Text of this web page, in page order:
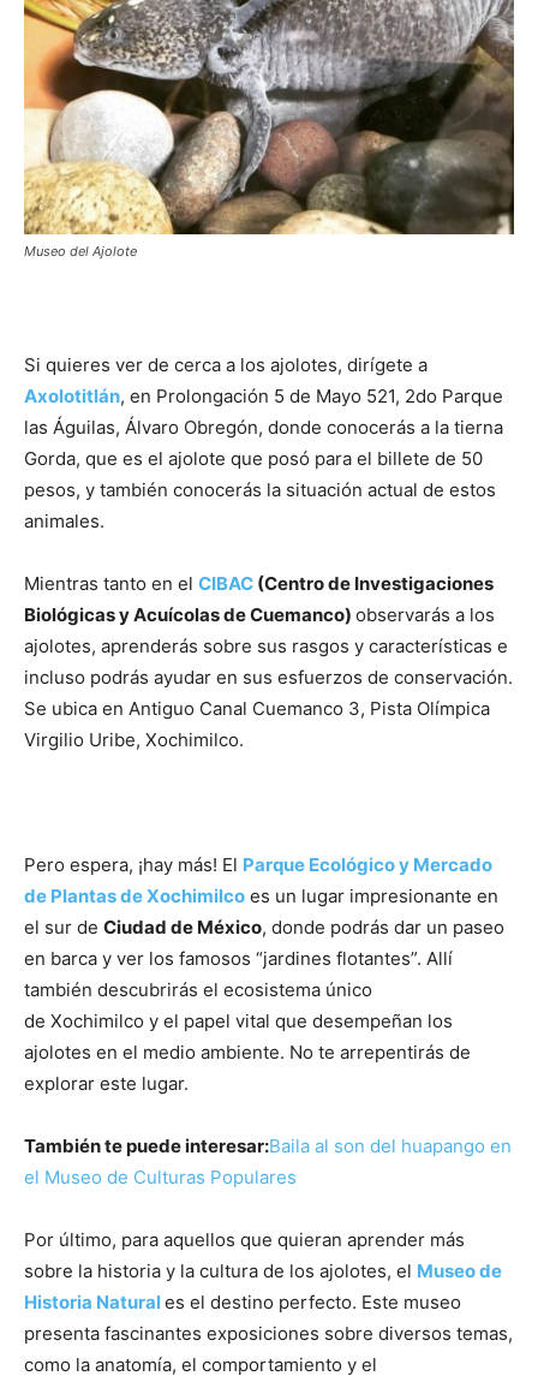
Museo del Ajolote
Si quieres ver de cerca a los ajolotes, dirígete a
Axolotitlán, en Prolongación 5 de Mayo 521, 2do Parque
las Águilas, Álvaro Obregón, donde conocerás a la tierna
Gorda, que es el ajolote que posó para el billete de 50
pesos, y también conocerás la situación actual de estos
animales.
Mientras tanto en el CIBAC (Centro de Investigaciones
Biológicas y Acuícolas de Cuemanco) observarás a los
ajolotes, aprenderás sobre sus rasgos y características e
incluso podrás ayudar en sus esfuerzos de conservación.
Se ubica en Antiguo Canal Cuemanco 3, Pista Olímpica
Virgilio Uribe, Xochimilco.
Pero espera, ¡hay más! El Parque Ecológico y Mercado
de Plantas de Xochimilco es un lugar impresionante en
el sur de Ciudad de México, donde podrás dar un paseo
en barca y ver los famosos “jardines flotantes”. Allí
también descubrirás el ecosistema único
de Xochimilco y el papel vital que desempeñan los
ajolotes en el medio ambiente. No te arrepentirás de
explorar este lugar.
También te puede interesar:Baila al son del huapango en
el Museo de Culturas Populares
Por último, para aquellos que quieran aprender más
sobre la historia y la cultura de los ajolotes, el Museo de
Historia Naturales el destino perfecto. Este museo
presenta fascinantes exposiciones sobre diversos temas,
como la anatomía, el comportamiento y el